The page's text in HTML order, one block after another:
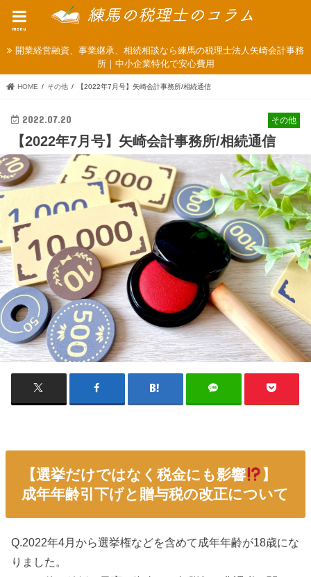
menu
開業経営融資、事業継承、相続相談なら練馬の税理士法人矢崎会計事務
所｜中小企業特化で安心費用
HOME その他 【2022年7月号】矢崎会計事務所/相続通信
その他
2022.07.20
【2022年7月号】矢崎会計事務所/相続通信
【選挙だけではなく税金にも影響
】
成年年齢引下げと贈与税の改正について
Q.2022年4月から選挙権などを含めて成年年齢が18歳にな
りました。